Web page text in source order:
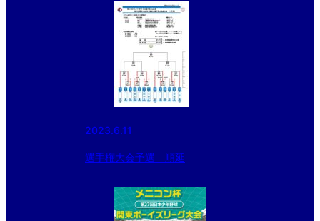
2023.6.11
選手権大会予選 順延